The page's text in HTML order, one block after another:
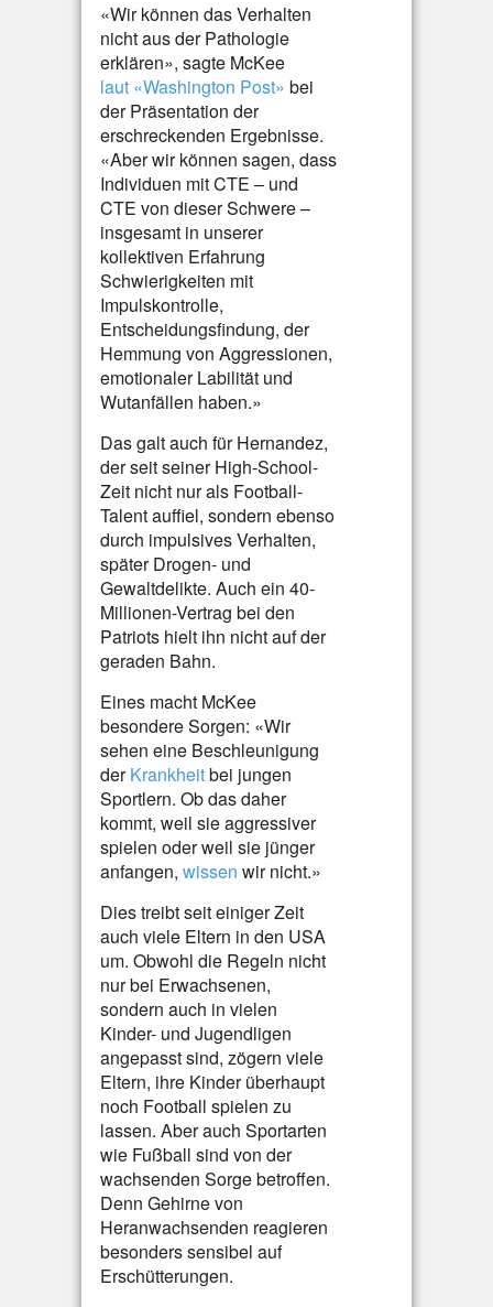
«Wir können das Verhalten
nicht aus der Pathologie
erklären», sagte McKee
laut «Washington Post» bei
der Präsentation der
erschreckenden Ergebnisse.
«Aber wir können sagen, dass
Individuen mit CTE – und
CTE von dieser Schwere –
insgesamt in unserer
kollektiven Erfahrung
Schwierigkeiten mit
Impulskontrolle,
Entscheidungsfindung, der
Hemmung von Aggressionen,
emotionaler Labilität und
Wutanfällen haben.»
Das galt auch für Hernandez,
der seit seiner High-School-
Zeit nicht nur als Football-
Talent auffiel, sondern ebenso
durch impulsives Verhalten,
später Drogen- und
Gewaltdelikte. Auch ein 40-
Millionen-Vertrag bei den
Patriots hielt ihn nicht auf der
geraden Bahn.
Eines macht McKee
besondere Sorgen: «Wir
sehen eine Beschleunigung
derKrankheitbei jungen
Sportlern. Ob das daher
kommt, weil sie aggressiver
spielen oder weil sie jünger
anfangen, wissen wir nicht.»
Dies treibt seit einiger Zeit
auch viele Eltern in den USA
um. Obwohl die Regeln nicht
nur bei Erwachsenen,
sondern auch in vielen
Kinder- und Jugendligen
angepasst sind, zögern viele
Eltern, ihre Kinder überhaupt
noch Football spielen zu
lassen. Aber auch Sportarten
wie Fußball sind von der
wachsenden Sorge betroffen.
Denn Gehirne von
Heranwachsenden reagieren
besonders sensibel auf
Erschütterungen.